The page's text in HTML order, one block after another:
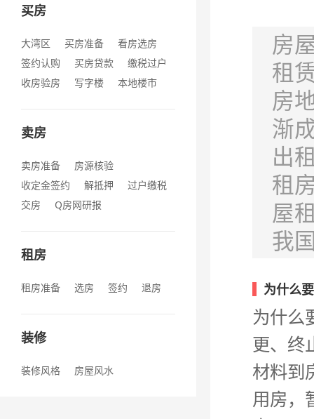
买房
大湾区 买房准备
看房选房
签约认购
买房贷款
缴税过户
收房验房
写字楼 本地楼市
卖房
卖房准备
房源核验
收定金签约
解抵押
过户缴税
交房
Q房网研报
租房
租房准备 选房 签约 退房
装修
装修风格 房屋风水
房
租
房
渐
出
租
屋
我
为什么
为什
更、终
材料到
用房，